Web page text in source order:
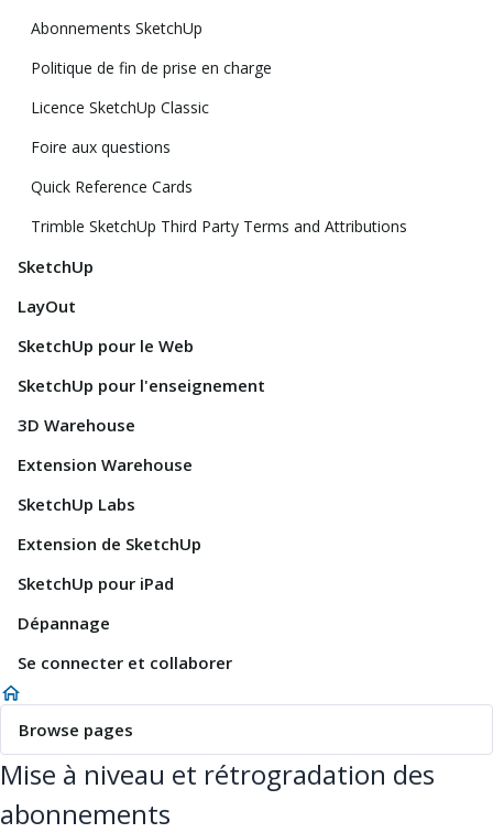
Abonnements SketchUp
Politique de fin de prise en charge
Licence SketchUp Classic
Foire aux questions
Quick Reference Cards
Trimble SketchUp Third Party Terms and Attributions
SketchUp
LayOut
SketchUp pour le Web
SketchUp pour l'enseignement
3D Warehouse
Extension Warehouse
SketchUp Labs
Extension de SketchUp
SketchUp pour iPad
Dépannage
Se connecter et collaborer
Browse pages
Mise à niveau et rétrogradation des
abonnements